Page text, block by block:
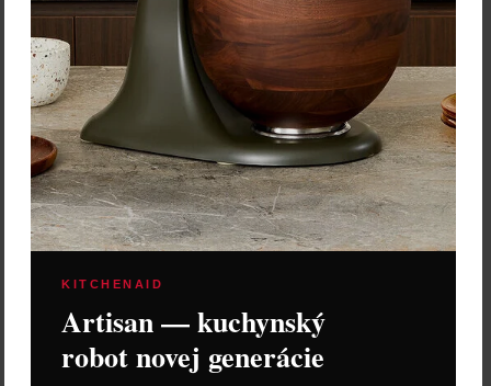
Alessi Misa "Blow up" – 32
Cena: 97,40 €
Skladom 1 ks
KITCHENAID
Artisan — kuchynský
robot novej generácie